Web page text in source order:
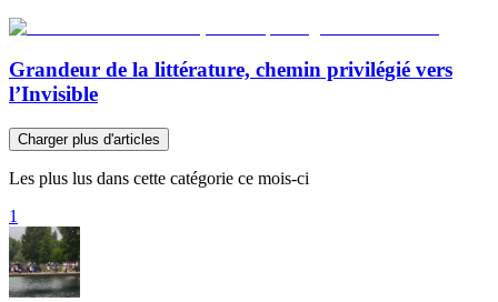
Grandeur de la littérature, chemin privilégié vers
l’Invisible
Charger plus d'articles
Les plus lus dans cette catégorie ce mois-ci
1